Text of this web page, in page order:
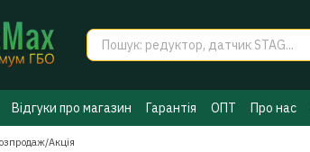
Відгуки про магазин Гарантія ОПТ Про нас
Договір публічної оферти
Таємниці ГБО
Акція